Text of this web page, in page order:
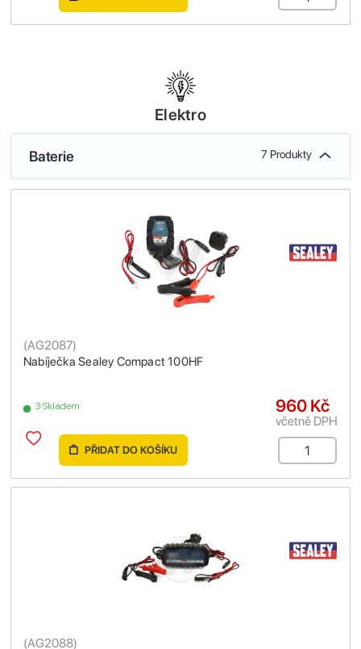
Elektro
Baterie 7 Produkty
Nabíječka Sealey Compact 100HF
(AG2087)
3 Skladem 960 Kč
včetně DPH
PŘIDAT DO KOŠÍKU
(AG2088)